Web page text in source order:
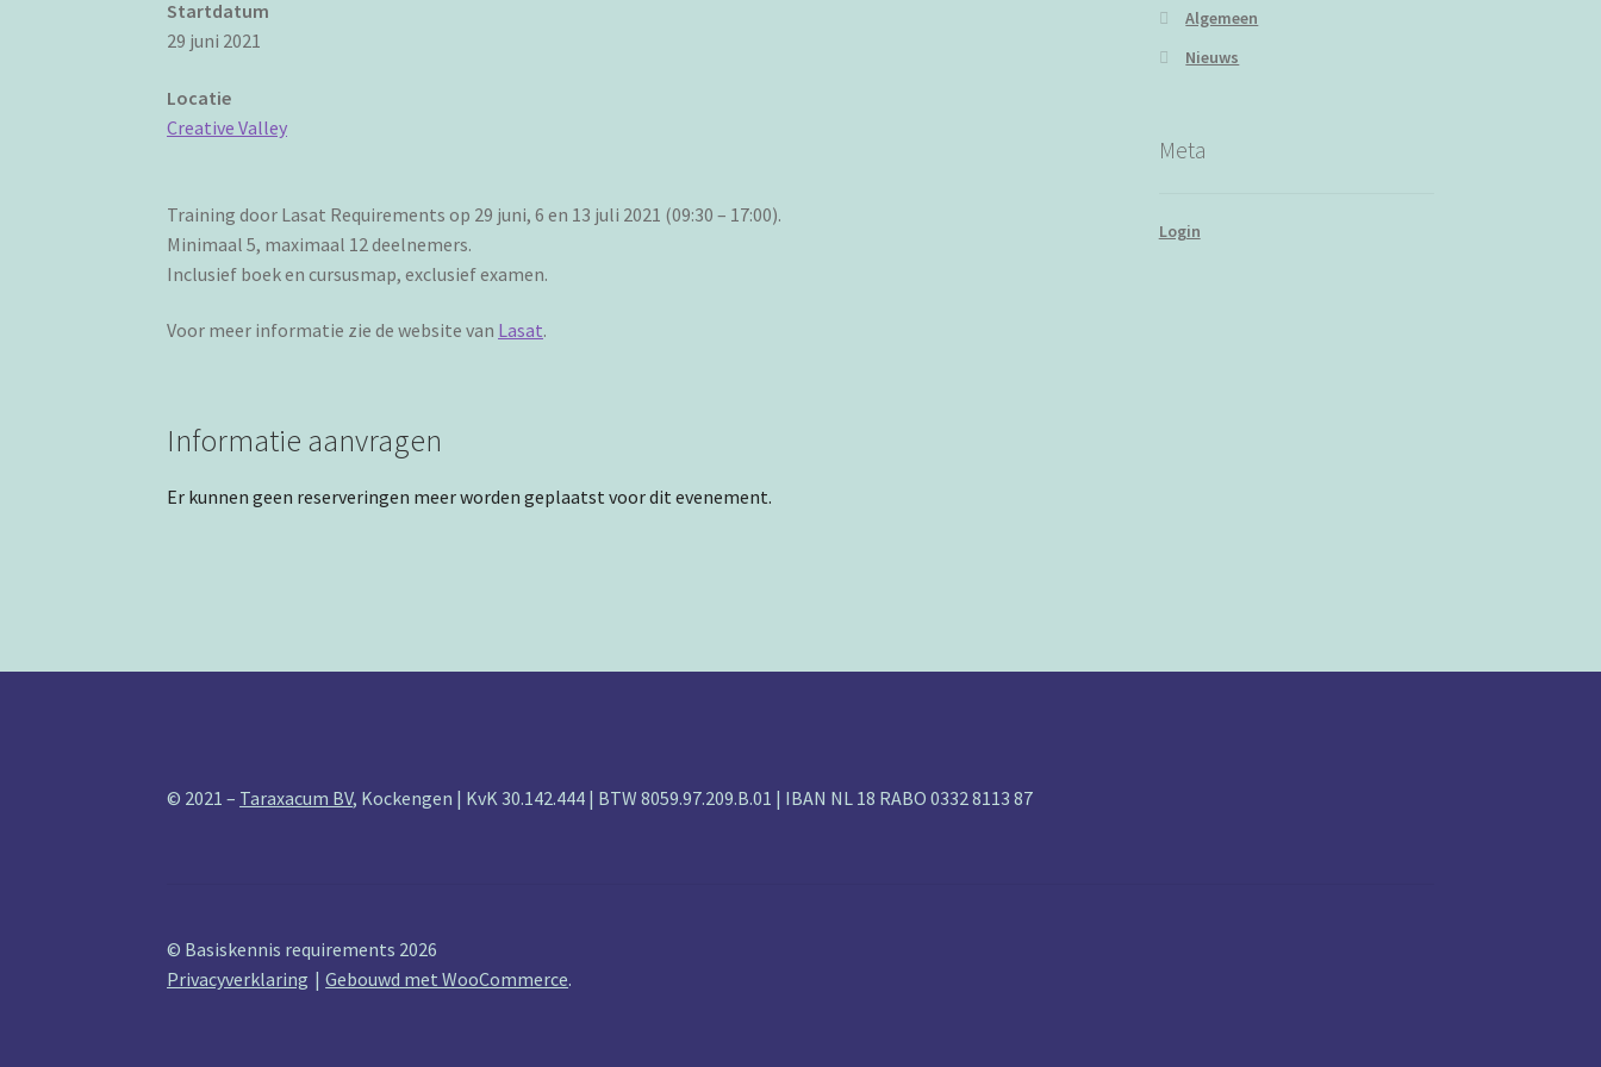
Startdatum
29 juni 2021
Locatie
Creative Valley
Training door Lasat Requirements op 29 juni, 6 en 13 juli 2021 (09:30 – 17:00).
Minimaal 5, maximaal 12 deelnemers.
Inclusief boek en cursusmap, exclusief examen.
Voor meer informatie zie de website van Lasat.
Informatie aanvragen
Er kunnen geen reserveringen meer worden geplaatst voor dit evenement.
Algemeen
Nieuws
Meta
Login
© 2021 – Taraxacum BV, Kockengen | KvK 30.142.444 | BTW 8059.97.209.B.01 | IBAN NL 18 RABO 0332 8113 87
© Basiskennis requirements 2026
Privacyverklaring
Gebouwd met WooCommerce.